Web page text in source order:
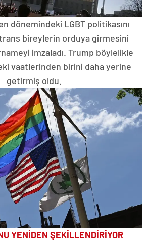
dönemindeki LGBT politikasını
bireylerin orduya girmesini
imzaladı. Trump böylelikle
vaatlerinden birini daha yerine
getirmiş oldu.
YENİDEN ŞEKİLLENDİRİYOR